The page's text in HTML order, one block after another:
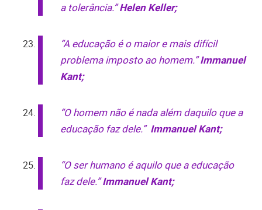
a tolerância.”Helen Keller;
“A educação é o maior e mais difícil
problema imposto ao homem.”Immanuel
Kant;
“O homem não é nada além daquilo que a
educação faz dele.” Immanuel Kant;
“O ser humano é aquilo que a educação
faz dele.”Immanuel Kant;